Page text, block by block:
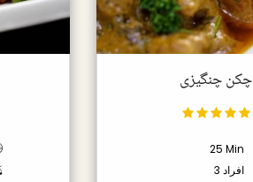
چکن چنگیزی
25 Min
3 افراد